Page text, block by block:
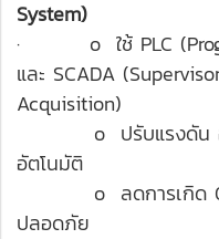
System)
· o ใช้ PLC
และ SCADA
Acquisition)
o ปรับแรงดัน อุณ
อัตโนมัติ
o ลดการเกิด
ปลอดภัย